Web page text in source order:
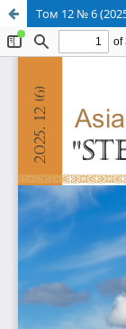
Том 12 № 6